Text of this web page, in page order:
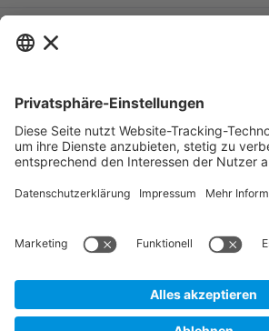
Newsletter
nicht anders beschrieben.
Direktbestellung, legen Sie bitte ein
Kundenkonto an.